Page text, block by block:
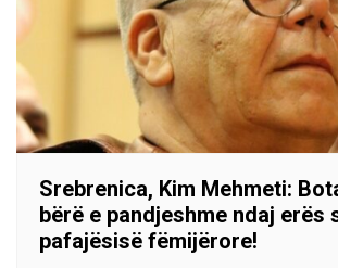
Srebrenica, Kim Mehmeti:
bërë e pandjeshme ndaj erës
pafajësisë fëmijërore!